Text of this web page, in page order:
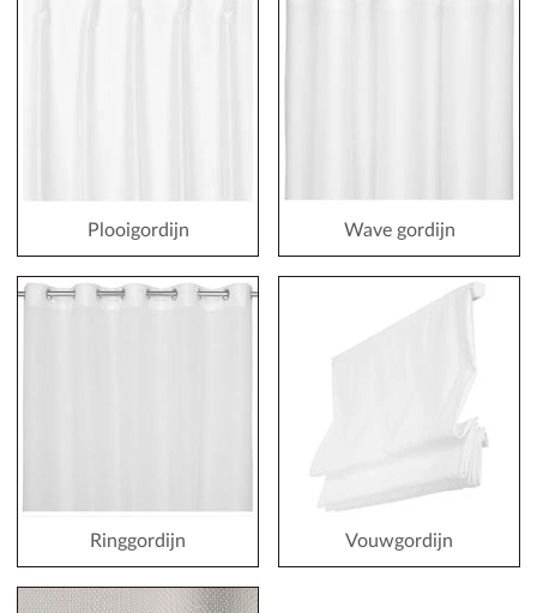
Plooigordijn Wave gordijn
Ringgordijn Vouwgordijn